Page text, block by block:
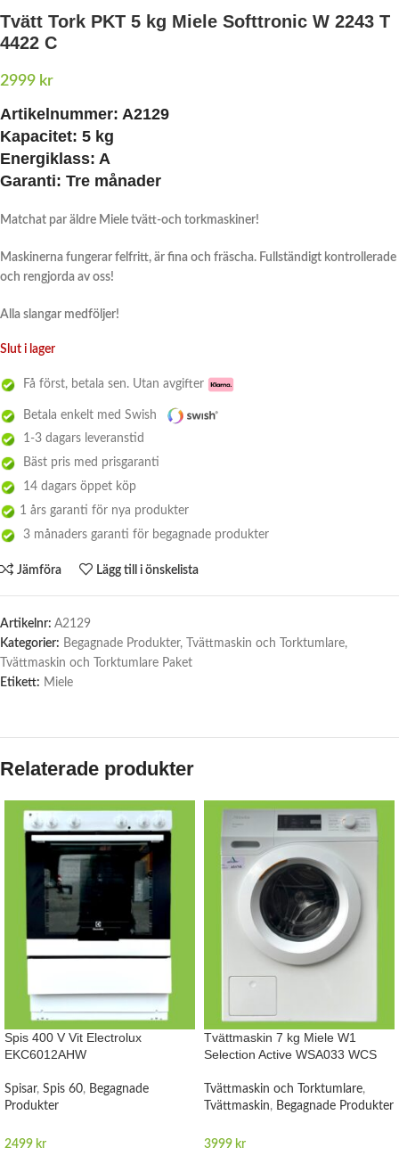
Tvätt Tork PKT 5 kg Miele Softtronic W 2243 T
4422 C
2999 kr
Artikelnummer: A2129
Kapacitet: 5 kg
Energiklass: A
Garanti: Tre månader
Matchat par äldre Miele tvätt-och torkmaskiner!
Maskinerna fungerar felfritt, är fina och fräscha. Fullständigt kontrollerade
och rengjorda av oss!
Alla slangar medföljer!
Slut i lager
Få först, betala sen. Utan avgifter
Betala enkelt med Swish
1-3 dagars leveranstid
Bäst pris med prisgaranti
14 dagars öppet köp
1 års garanti för nya produkter
3 månaders garanti för begagnade produkter
Jämföra Lägg till i önskelista
Artikelnr: A2129
Kategorier: Begagnade Produkter, Tvättmaskin och Torktumlare,
Tvättmaskin och Torktumlare Paket
Etikett: Miele
Relaterade produkter
Spis 400 V Vit Electrolux
EKC6012AHW
Spisar, Spis 60, Begagnade
Produkter
2499 kr
Tvättmaskin 7 kg Miele W1
Selection Active WSA033 WCS
Tvättmaskin och Torktumlare,
Tvättmaskin, Begagnade Produkter
3999 kr